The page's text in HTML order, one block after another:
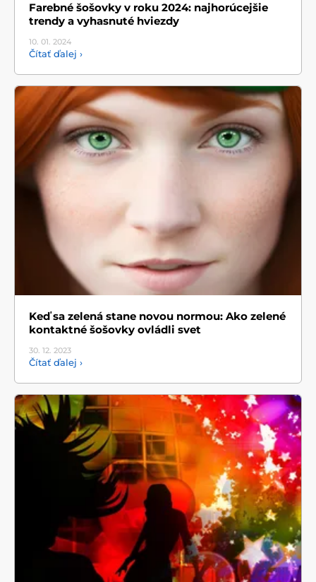
Farebné šošovky v roku 2024: najhorúcejšie
trendy a vyhasnuté hviezdy
10. 01. 2024
Čítať ďalej ›
Keď sa zelená stane novou normou: Ako zelené
kontaktné šošovky ovládli svet
30. 12. 2023
Čítať ďalej ›